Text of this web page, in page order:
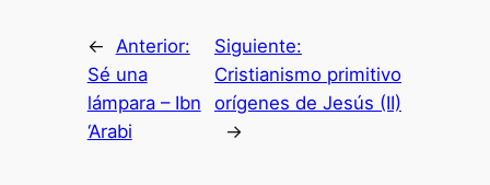
← Anterior:
Sé una
lámpara – Ibn
‘Arabi
Siguiente:
Cristianismo primitivo
orígenes de Jesús (II)
→